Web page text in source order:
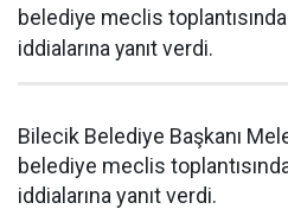
belediye meclis
iddialarına yanıt verdi.
Bilecik Belediye Başkanı
belediye meclis
iddialarına yanıt verdi.